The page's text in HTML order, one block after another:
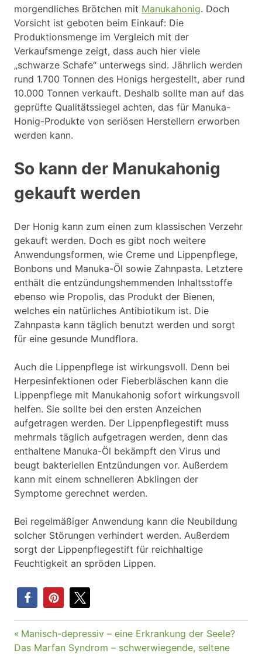
morgendliches Brötchen mit Manukahonig. Doch
Vorsicht ist geboten beim Einkauf: Die
Produktionsmenge im Vergleich mit der
Verkaufsmenge zeigt, dass auch hier viele
„schwarze Schafe“ unterwegs sind. Jährlich werden
rund 1.700 Tonnen des Honigs hergestellt, aber rund
10.000 Tonnen verkauft. Deshalb sollte man auf das
geprüfte Qualitätssiegel achten, das für Manuka-
Honig-Produkte von seriösen Herstellern erworben
werden kann.
So kann der Manukahonig
gekauft werden
Der Honig kann zum einen zum klassischen Verzehr
gekauft werden. Doch es gibt noch weitere
Anwendungsformen, wie Creme und Lippenpflege,
Bonbons und Manuka-Öl sowie Zahnpasta. Letztere
enthält die entzündungshemmenden Inhaltsstoffe
ebenso wie Propolis, das Produkt der Bienen,
welches ein natürliches Antibiotikum ist. Die
Zahnpasta kann täglich benutzt werden und sorgt
für eine gesunde Mundflora.
Auch die Lippenpflege ist wirkungsvoll. Denn bei
Herpesinfektionen oder Fieberbläschen kann die
Lippenpflege mit Manukahonig sofort wirkungsvoll
helfen. Sie sollte bei den ersten Anzeichen
aufgetragen werden. Der Lippenpflegestift muss
mehrmals täglich aufgetragen werden, denn das
enthaltene Manuka-Öl bekämpft den Virus und
beugt bakteriellen Entzündungen vor. Außerdem
kann mit einem schnelleren Abklingen der
Symptome gerechnet werden.
Bei regelmäßiger Anwendung kann die Neubildung
solcher Störungen verhindert werden. Außerdem
sorgt der Lippenpflegestift für reichhaltige
Feuchtigkeit an spröden Lippen.
Beitragsnavigation
Vorheriger
Beitrag:
Manisch-depressiv – eine Erkrankung der Seele?
Nächster
Das Marfan Syndrom – schwerwiegende, seltene